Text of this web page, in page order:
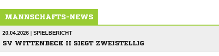
MANNSCHAFTS-NEWS
20.04.2026 | SPIELBERICHT
SV WITTENBECK II SIEGT ZWEISTELLIG